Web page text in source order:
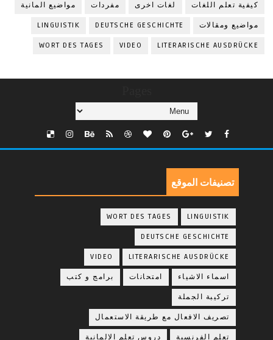
كيفية تعلم اللغات لغات اخرى مفردات مواضيع المانية
مواضيع ومقالات DEUTSCHE GESCHICHTE
LINGUISTIK
LITERARISCHE AUSDRÜCKE
VIDEO
WORT DES TAGES
تصنيفات الموقع
LINGUISTIK
WORT DES TAGES
DEUTSCHE GESCHICHTE
LITERARISCHE AUSDRÜCKE
VIDEO
اسماء الاشياء امتحانات برامج و كتب
تركيبة الجملة
تصريف الافعال مع طريقة الاستعمال
تعلم الفرنسية دروس تعلم الالمانية